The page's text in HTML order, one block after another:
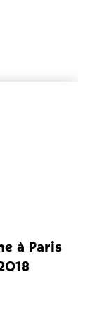
à Paris